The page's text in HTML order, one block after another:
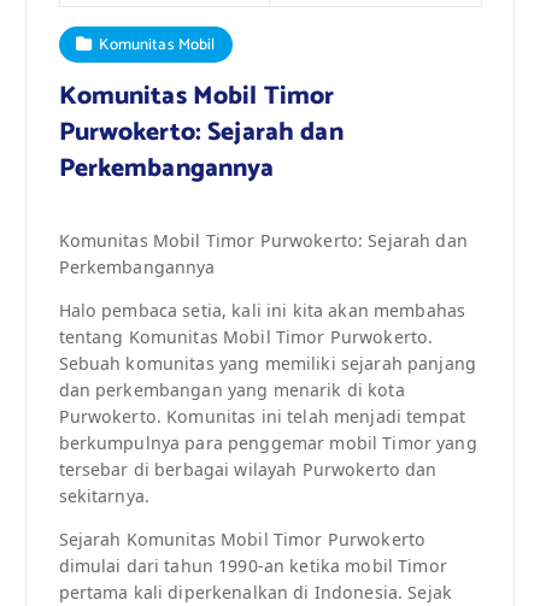
Komunitas Mobil
Komunitas Mobil Timor
Purwokerto: Sejarah dan
Perkembangannya
Komunitas Mobil Timor Purwokerto: Sejarah dan
Perkembangannya
Halo pembaca setia, kali ini kita akan membahas
tentang Komunitas Mobil Timor Purwokerto.
Sebuah komunitas yang memiliki sejarah panjang
dan perkembangan yang menarik di kota
Purwokerto. Komunitas ini telah menjadi tempat
berkumpulnya para penggemar mobil Timor yang
tersebar di berbagai wilayah Purwokerto dan
sekitarnya.
Sejarah Komunitas Mobil Timor Purwokerto
dimulai dari tahun 1990-an ketika mobil Timor
pertama kali diperkenalkan di Indonesia. Sejak